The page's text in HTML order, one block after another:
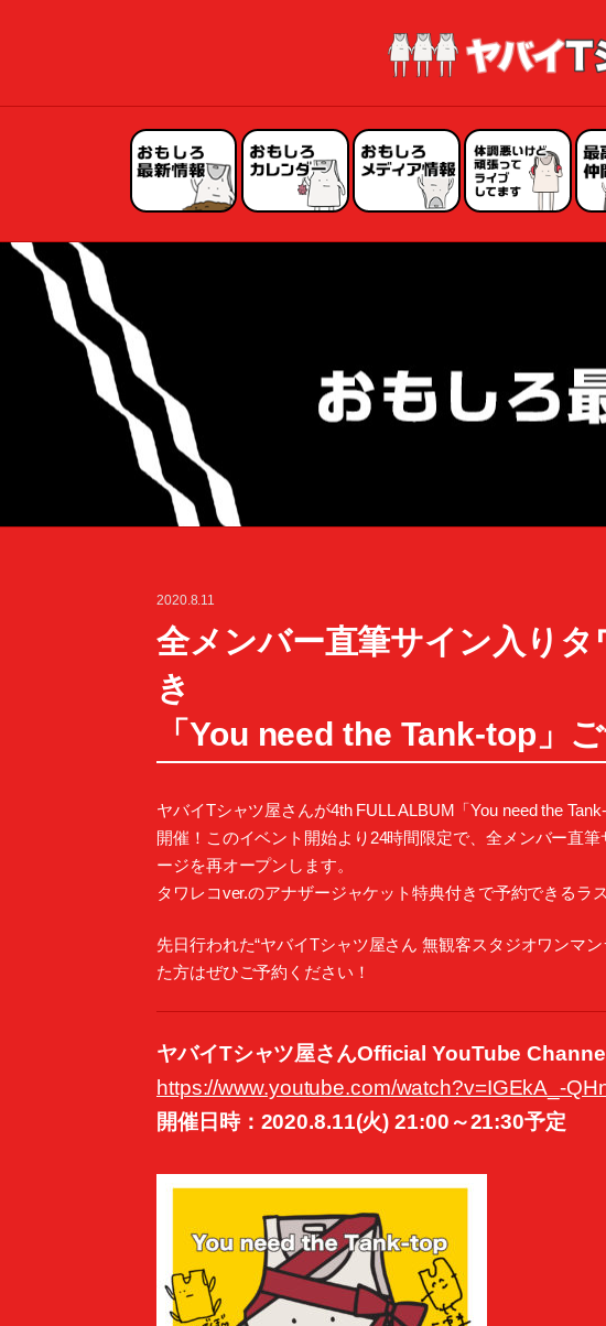
2020.8.11
全メンバー直筆サイン入り
き
「You need the Tank-top」
ヤバイTシャツ屋さんが4th FULL ALBUM「You need the
開催！このイベント開始より24時間限定で、全メンバー直
ージを再オープンします。
タワレコver.のアナザージャケット特典付きで予約できるラ
先日行われた“ヤバイTシャツ屋さん 無観客スタジオワンマ
た方はぜひご予約ください！
ヤバイTシャツ屋さんOfficial YouTube Channel
https://www.youtube.com/watch?v=IGEkA_-
開催日時：2020.8.11(火) 21:00～21:30予定